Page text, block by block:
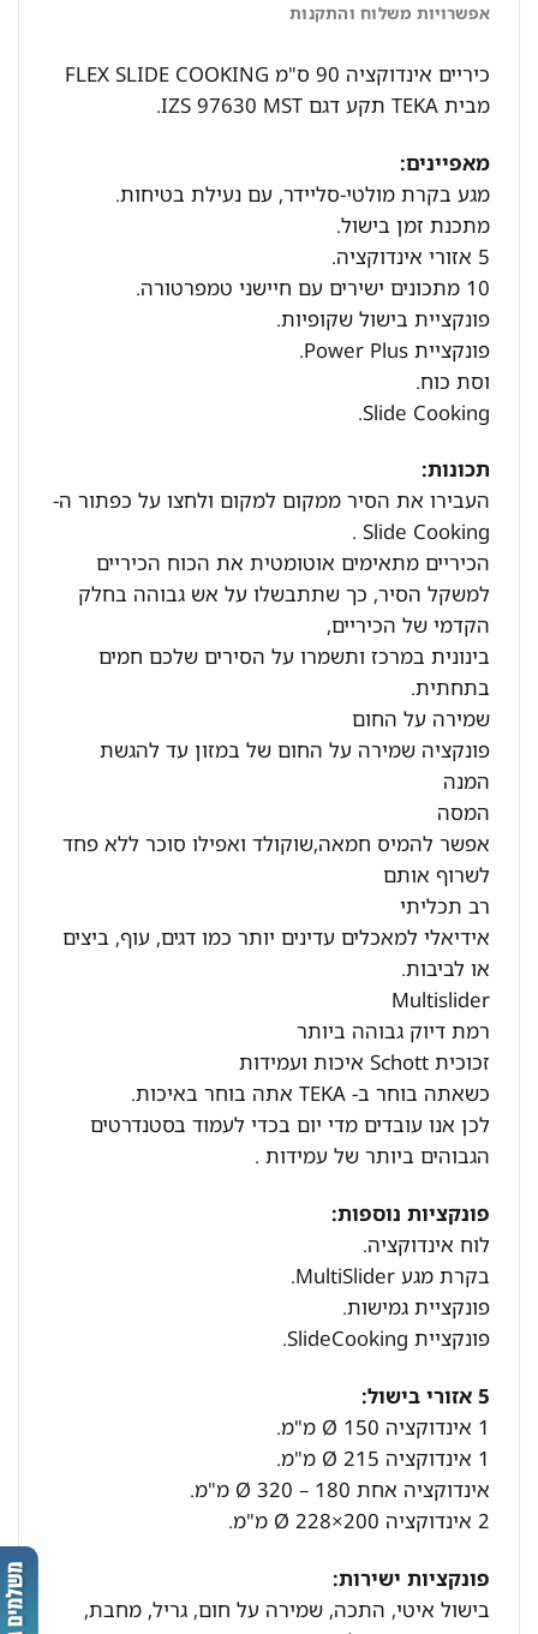
אפשרויות משלוח והתקנות
כיריים אינדוקציה 90 ס"מ FLEX SLIDE COOKING
מבית TEKA תקע דגם IZS 97630 MST.
מאפיינים:
מגע בקרת מולטי-סליידר, עם נעילת בטיחות.
מתכנת זמן בישול.
5 אזורי אינדוקציה.
10 מתכונים ישירים עם חיישני טמפרטורה.
פונקציית בישול שקופיות.
פונקציית Power Plus.
וסת כוח.
Slide Cooking.
תכונות:
העבירו את הסיר ממקום למקום ולחצו על כפתור ה-
Slide Cooking .
הכיריים מתאימים אוטומטית את הכוח הכיריים
למשקל הסיר, כך שתתבשלו על אש גבוהה בחלק
הקדמי של הכיריים,
בינונית במרכז ותשמרו על הסירים שלכם חמים
בתחתית.
שמירה על החום
פונקציה שמירה על החום של במזון עד להגשת
המנה
המסה
אפשר להמיס חמאה,שוקולד ואפילו סוכר ללא פחד
לשרוף אותם
רב תכליתי
אידיאלי למאכלים עדינים יותר כמו דגים, עוף, ביצים
או לביבות.
Multislider
רמת דיוק גבוהה ביותר
זכוכית Schott איכות ועמידות
כשאתה בוחר ב- TEKA אתה בוחר באיכות.
לכן אנו עובדים מדי יום בכדי לעמוד בסטנדרטים
הגבוהים ביותר של עמידות .
פונקציות נוספות:
לוח אינדוקציה.
בקרת מגע MultiSlider.
פונקציית גמישות.
פונקציית SlideCooking.
5 אזורי בישול:
אינדוקציה אחת Ø 320 – 180 מ"מ.
2 אינדוקציה Ø 228×200 מ"מ.
פונקציות ישירות:
בישול איטי, התכה, שמירה על חום, גריל, מחבת,